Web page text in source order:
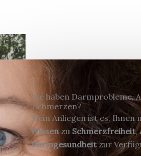
Sie haben Darmprobleme,
Schmerzen?
Mein Anliegen ist es, Ihnen
Wissenzu Schmerzfreiheit,
Darmgesundheitzur